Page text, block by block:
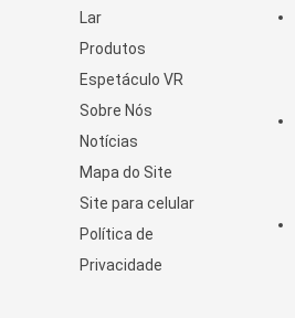
Lar
Produtos
Espetáculo VR
Sobre Nós
Notícias
Mapa do Site
Site para celular
Política de
Privacidade